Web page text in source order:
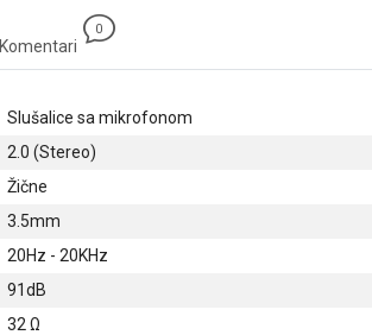
Komentari
0
Slušalice sa mikrofonom
2.0 (Stereo)
Žične
3.5mm
20Hz - 20KHz
91dB
32 Ω